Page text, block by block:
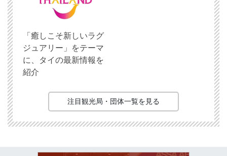
「癒しこそ新しいラグ
ジュアリー」をテーマ
に、タイの最新情報を
紹介
注目観光局・団体一覧を見る